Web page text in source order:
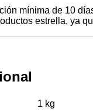
mínima de 10
estrella, ya
1 kg